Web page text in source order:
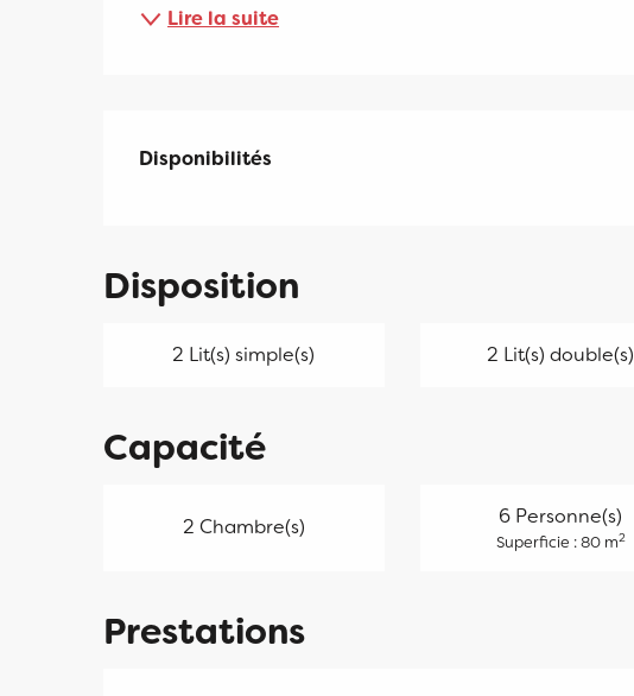
Lire la suite
Disponibilités
Disponibilités
Disposition
2 Lit(s) simple(s) 2 Lit(s) double(s)
Capacité
2 Chambre(s) 6 Personne(s)
Superficie : 80 m2
Prestations